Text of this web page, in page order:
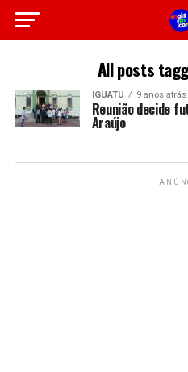
All posts
IGUATU 9 anos atrás
Reunião decide
Araújo